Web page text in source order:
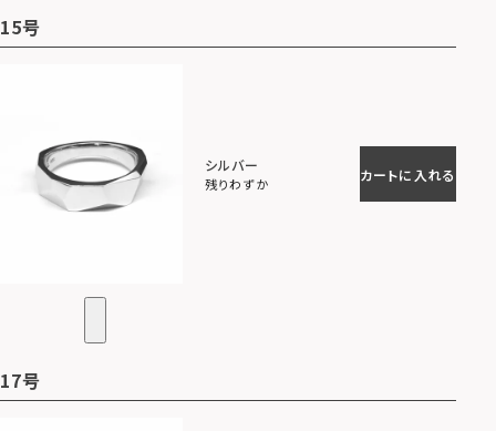
15号
シルバー
残りわずか
カートに入れる
17号